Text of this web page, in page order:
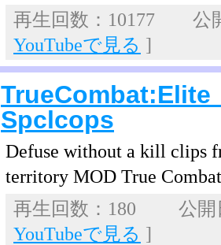
再生回数：10177
YouTubeで見る ]
TrueCombat:Elite
Spclcops
Defuse without a kill clips
territory MOD True
再生回数：180 公
YouTubeで見る ]